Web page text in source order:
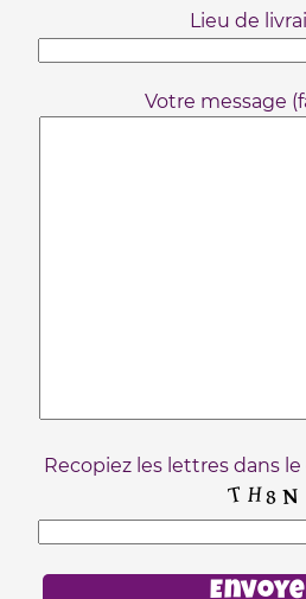
Lieu de
Votre message
Recopiez les lettres dans